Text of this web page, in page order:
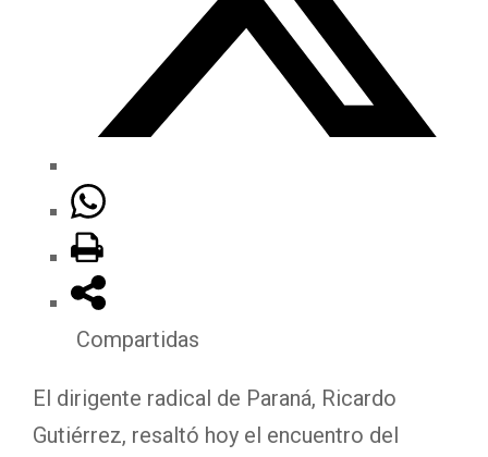
Compartidas
El dirigente radical de Paraná, Ricardo
Gutiérrez, resaltó hoy el encuentro del